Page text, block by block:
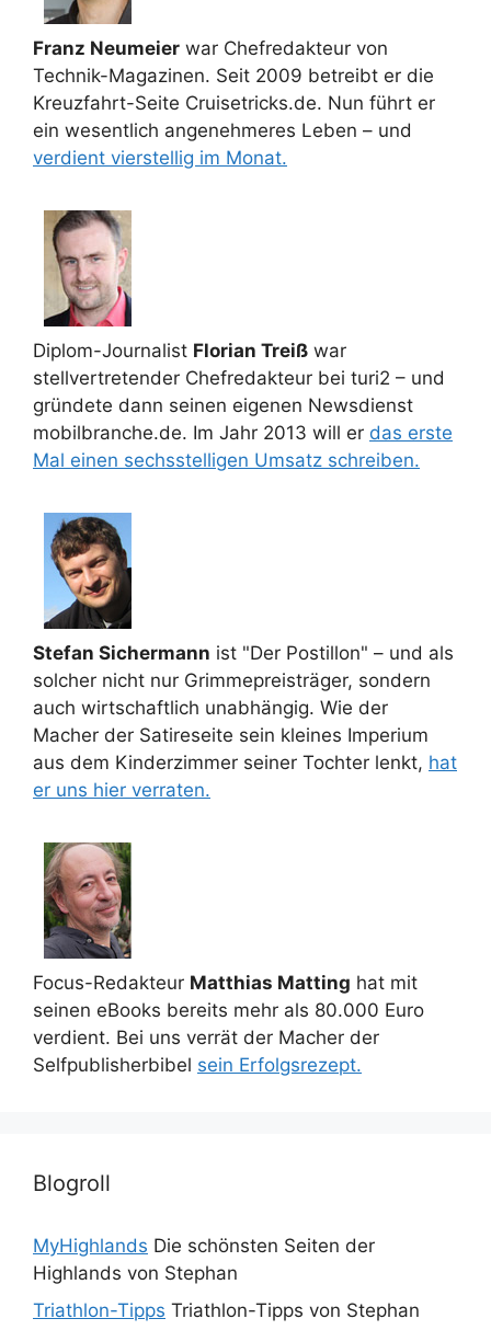
Franz Neumeier war Chefredakteur von
Technik-Magazinen. Seit 2009 betreibt er die
Kreuzfahrt-Seite Cruisetricks.de. Nun führt er
ein wesentlich angenehmeres Leben – und
verdient vierstellig im Monat.
Diplom-Journalist Florian Treiß war
stellvertretender Chefredakteur bei turi2 – und
gründete dann seinen eigenen Newsdienst
mobilbranche.de. Im Jahr 2013 will er das erste
Mal einen sechsstelligen Umsatz schreiben.
Stefan Sichermann ist "Der Postillon" – und als
solcher nicht nur Grimmepreisträger, sondern
auch wirtschaftlich unabhängig. Wie der
Macher der Satireseite sein kleines Imperium
aus dem Kinderzimmer seiner Tochter lenkt, hat
er uns hier verraten.
Focus-Redakteur Matthias Matting hat mit
seinen eBooks bereits mehr als 80.000 Euro
verdient. Bei uns verrät der Macher der
Selfpublisherbibel sein Erfolgsrezept.
Blogroll
MyHighlands Die schönsten Seiten der
Highlands von Stephan
Triathlon-Tipps Triathlon-Tipps von Stephan